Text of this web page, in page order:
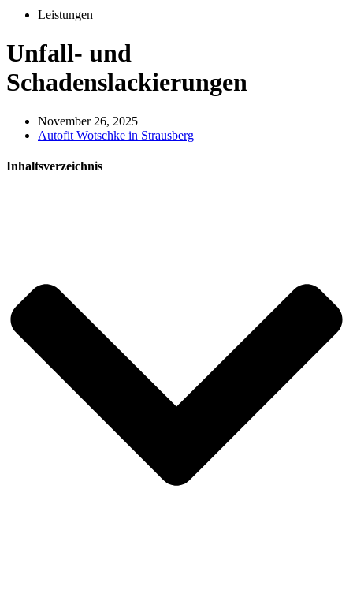
Leistungen
Unfall- und
Schadenslackierungen
November 26, 2025
Autofit Wotschke in Strausberg
Inhaltsverzeichnis